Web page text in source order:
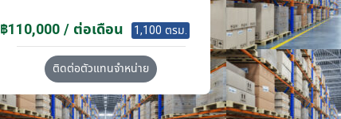
฿110,000 / ต่อเดือน 1,100 ตรม.
ติดต่อตัวแทนจำหน่าย